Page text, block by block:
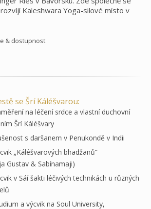
Kaleshwara Yoga-silové místo v
& dostupnost
se Šrí Káléšvarou:
na léčení srdce a vlastní duchovní
Šrí Káléšvary
s daršanem v Penukondě v Indii
„Káléšvarových bhadžanů“
Gustav & Sabínamaji)
v Sáí šakti léčivých technikách u různých
a výcvik na Soul University,